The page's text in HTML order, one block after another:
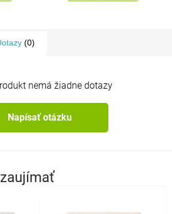
(0)
nemá žiadne dotazy
Napísať otázku